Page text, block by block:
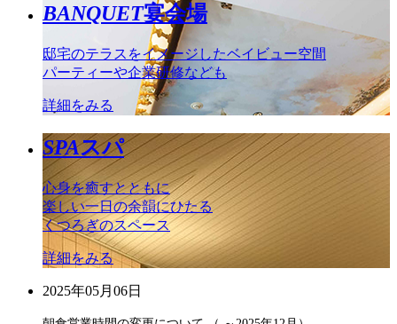
BANQUET宴会場
邸宅のテラスをイメージしたベイビュー空間
パーティーや企業研修なども
詳細をみる
SPAスパ
心身を癒すとともに
楽しい一日の余韻にひたる
くつろぎのスペース
詳細をみる
2025年05月06日